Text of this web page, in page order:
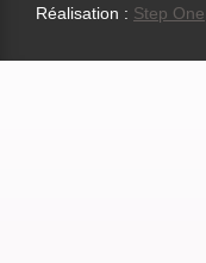
Réalisation : Step One